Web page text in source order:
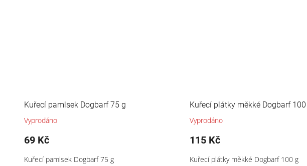
Kuřecí pamlsek Dogbarf 75 g
Vyprodáno
69 Kč
Kuřecí pamlsek Dogbarf 75 g
Kuřecí plátky měkké Dogbarf
Vyprodáno
115 Kč
Kuřecí plátky měkké Dogbarf 100 g